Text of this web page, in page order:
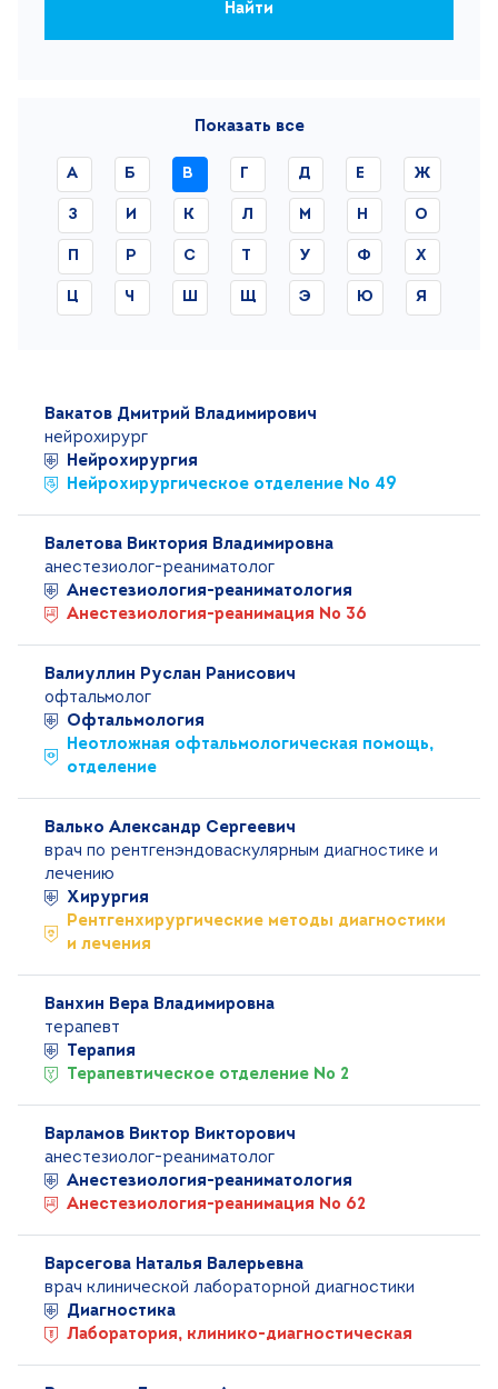
Найти
Показать все
А Б В Г Д Е Ж
З И К Л М Н О
П Р С Т У Ф Х
Ц Ч Ш Щ Э Ю Я
Вакатов Дмитрий Владимирович
нейрохирург
Нейрохирургия
Нейрохирургическое отделение № 49
Валетова Виктория Владимировна
анестезиолог-реаниматолог
Анестезиология-реаниматология
Анестезиология-реанимация № 36
Валиуллин Руслан Ранисович
офтальмолог
Офтальмология
Неотложная офтальмологическая помощь,
отделение
Валько Александр Сергеевич
врач по рентгенэндоваскулярным диагностике и
лечению
Хирургия
Рентгенхирургические методы диагностики
и лечения
Ванхин Вера Владимировна
терапевт
Терапия
Терапевтическое отделение № 2
Варламов Виктор Викторович
анестезиолог-реаниматолог
Анестезиология-реаниматология
Анестезиология-реанимация № 62
Варсегова Наталья Валерьевна
врач клинической лабораторной диагностики
Диагностика
Лаборатория, клинико-диагностическая